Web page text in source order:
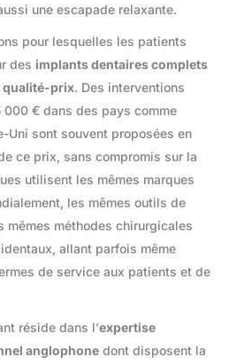
une escapade relaxante.
pour lesquelles les patients
des implants dentaires complets
qualité-prix. Des interventions
€ dans des pays comme
Uni sont souvent proposées en
ce prix, sans compromis sur la
utilisent les mêmes marques
les mêmes outils de
méthodes chirurgicales
allant parfois même
de service aux patients et de
réside dans l’expertise
anglophone dont disposent la